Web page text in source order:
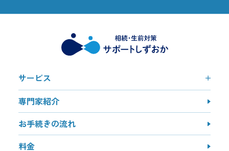
サービス
専門家紹介
お手続きの流れ
料金